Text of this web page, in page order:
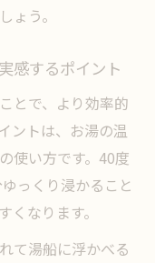
ょう。
感するポイント
とで、より効率的
ントは、お湯の温
使い方です。40度
っくり浸かること
なります。
て湯船に浮かべる